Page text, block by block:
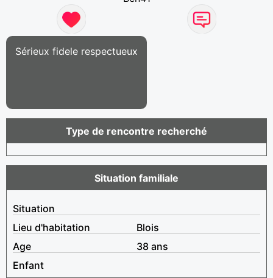
Sérieux fidele respectueux
Type de rencontre recherché
Situation familiale
Situation
Lieu d'habitation
Blois
Age
38 ans
Enfant